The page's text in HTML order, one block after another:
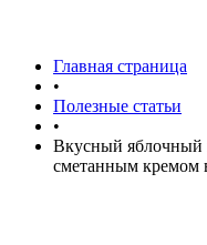
Главная страница
•
Полезные статьи
•
Вкусный яблочный
сметанным кремом